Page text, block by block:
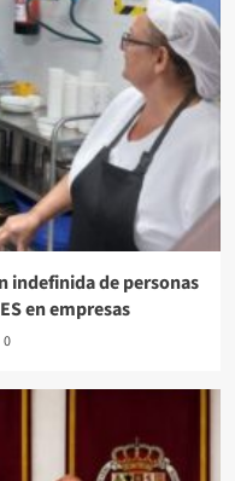
indefinida de personas
en empresas
0